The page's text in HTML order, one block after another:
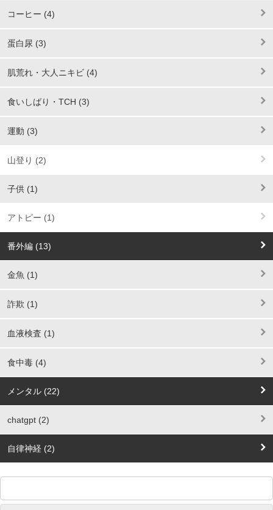
コーヒー (4)
蛋白尿 (3)
肌荒れ・大人ニキビ (4)
食いしばり・TCH (3)
運動 (3)
山登り (2)
子供 (1)
アトピー (1)
番外編 (13)
金魚 (1)
詐欺 (1)
血液検査 (1)
食中毒 (4)
メンタル (22)
chatgpt (2)
自律神経 (2)